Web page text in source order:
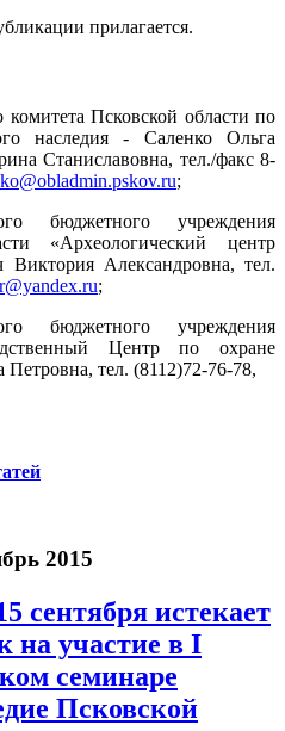
прилагается.
комитета Псковской области по
наследия - Саленко Ольга
Станиславовна, тел./факс 8-
;
бюджетного учреждения
«Археологический центр
Виктория Александровна, тел.
;
бюджетного учреждения
Центр по охране
тел. (8112)72-76-78,
2015
сентября истекает
на участие в I
семинаре
Псковской